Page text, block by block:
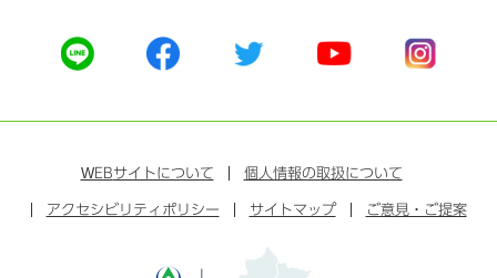
公
式
イ
公
式
ェ
ス
ッ
公
式
イ
タ
公
ー
ュ
ブ
公
式
ン
ラ
WEBサイトについて 個人情報の取扱について
アクセシビリティポリシー サイトマップ ご意見・ご提案